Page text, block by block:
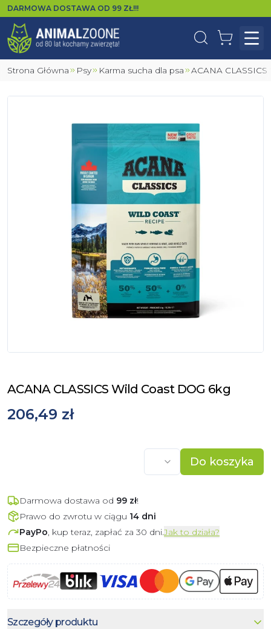
DARMOWA DOSTAWA OD 99 ZŁ!!!
WyszukajKoszyk
Strona Główna Psy Karma sucha dla psa ACANA
ACANA CLASSICS Wild Coast DOG 6kg
206,49 zł
Do koszyka
Darmowa dostawa od 99 zł!
Prawo do zwrotu w ciągu 14 dni
PayPo, kup teraz, zapłać za 30 dni.Jak to działa?
Bezpieczne płatności
Szczegóły produktu